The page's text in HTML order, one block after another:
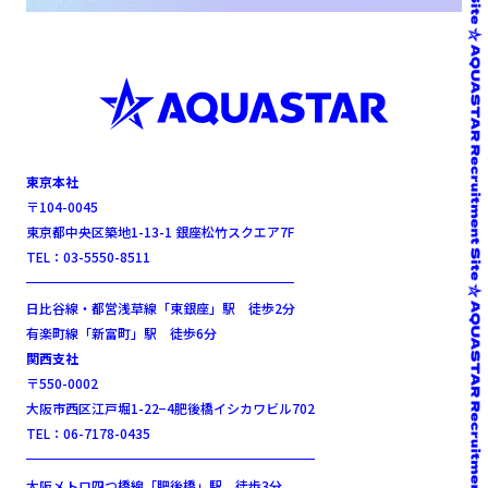
東京本社
〒104-0045
東京都中央区築地1-13-1 銀座松竹スクエア7F
TEL：03-5550-8511
日比谷線・都営浅草線「東銀座」駅 徒歩2分
有楽町線「新富町」駅 徒歩6分
関西支社
〒550-0002
大阪市西区江戸堀1-22−4肥後橋イシカワビル702
TEL：06-7178-0435